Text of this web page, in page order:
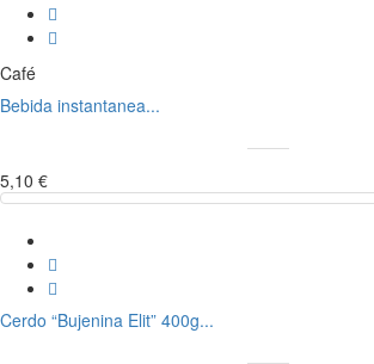
Café
Bebida instantanea...
5,10 €
Cerdo “Bujenina Elit” 400g...